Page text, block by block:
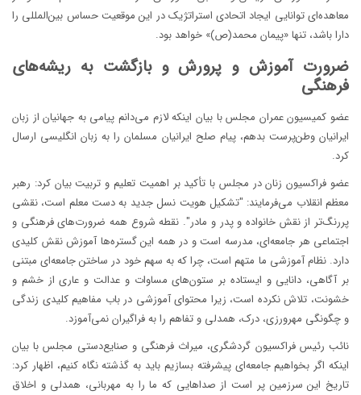
معاهده‌ای توانایی ایجاد اتحادی استراتژیک در این موقعیت حساس بین‌المللی را
دارا باشد، تنها «پیمان محمد(ص)» خواهد بود.
ضرورت آموزش و پرورش و بازگشت به ریشه‌های
فرهنگی
عضو کمیسیون عمران مجلس با بیان اینکه لازم می‌دانم پیامی به جهانیان از زبان
ایرانیان وطن‌پرست بدهم، پیام صلح ایرانیان مسلمان را به زبان انگلیسی ارسال
کرد.
عضو فراکسیون زنان در مجلس با تأکید بر اهمیت تعلیم و تربیت بیان کرد: رهبر
معظم انقلاب می‌فرمایند: "تشکیل هویت نسل جدید به دست معلم است، نقشی
پررنگ‌تر از نقش خانواده و پدر و مادر". نقطه شروع همه ضرورت‌های فرهنگی و
اجتماعی هر جامعه‌ای، مدرسه است و در همه این گستره‌ها آموزش نقش کلیدی
دارد. نظام آموزشی ما متهم است، چرا که به سهم خود در ساختن جامعه‌ای مبتنی
بر آگاهی، دانایی و ایستاده بر ستون‌های مساوات و عدالت و عاری از خشم و
خشونت، تلاش نکرده است، زیرا محتوای آموزشی در باب مفاهیم کلیدی زندگی
و چگونگی مهرورزی، درک، همدلی و تفاهم را به فراگیران نمی‌آموزد.
نائب رئیس فراکسیون گردشگری، میراث فرهنگی و صنایع‌دستی مجلس با بیان
اینکه اگر بخواهیم جامعه‌ای پیشرفته بسازیم باید به گذشته نگاه کنیم، اظهار کرد:
تاریخ این سرزمین پر است از صداهایی که ما را به مهربانی، همدلی و اخلاق